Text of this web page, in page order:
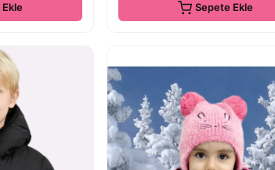
Sepete Ekle